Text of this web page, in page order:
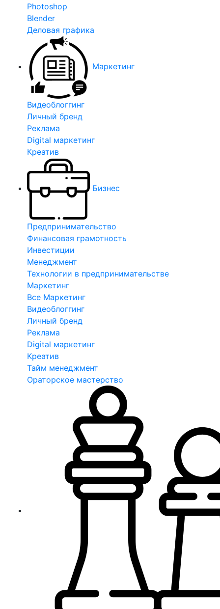
Photoshop
Blender
Деловая графика
Маркетинг
Видеоблоггинг
Личный бренд
Реклама
Digital маркетинг
Креатив
Бизнес
Предпринимательство
Финансовая грамотность
Инвестиции
Менеджмент
Технологии в предпринимательстве
Маркетинг
Все Маркетинг
Видеоблоггинг
Личный бренд
Реклама
Digital маркетинг
Креатив
Тайм менеджмент
Ораторское мастерство